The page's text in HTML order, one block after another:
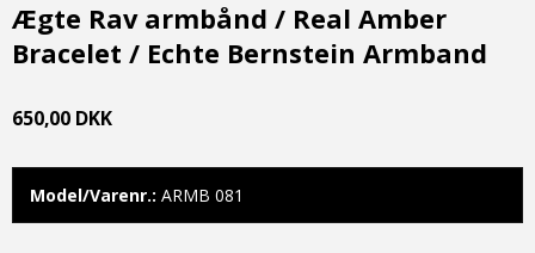
Ægte Rav armbånd / Real Amber
Bracelet / Echte Bernstein Armband
650,00 DKK
Model/Varenr.: ARMB 081